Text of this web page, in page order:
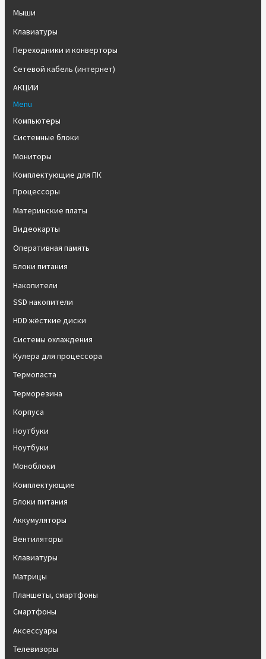
Мыши
Клавиатуры
Переходники и конверторы
Сетевой кабель (интернет)
АКЦИИ
Menu
Компьютеры
Системные блоки
Мониторы
Комплектующие для ПК
Процессоры
Материнские платы
Видеокарты
Оперативная память
Блоки питания
Накопители
SSD накопители
HDD жёсткие диски
Системы охлаждения
Кулера для процессора
Термопаста
Терморезина
Корпуса
Ноутбуки
Ноутбуки
Моноблоки
Комплектующие
Блоки питания
Аккумуляторы
Вентиляторы
Клавиатуры
Матрицы
Планшеты, смартфоны
Смартфоны
Аксессуары
Телевизоры